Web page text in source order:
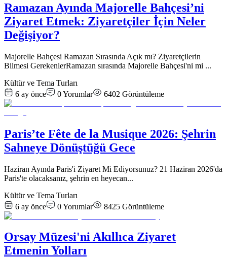
Ramazan Ayında Majorelle Bahçesi’ni
Ziyaret Etmek: Ziyaretçiler İçin Neler
Değişiyor?
Majorelle Bahçesi Ramazan Sırasında Açık mı? Ziyaretçilerin
Bilmesi GerekenlerRamazan sırasında Majorelle Bahçesi'ni mi ...
Kültür ve Tema Turları
6 ay önce
0Yorumlar 6402 Görüntüleme
Paris’te Fête de la Musique 2026: Şehrin
Sahneye Dönüştüğü Gece
Haziran Ayında Paris'i Ziyaret Mi Ediyorsunuz? 21 Haziran 2026'da
Paris'te olacaksanız, şehrin en heyecan...
Kültür ve Tema Turları
6 ay önce
0Yorumlar 8425 Görüntüleme
Orsay Müzesi'ni Akıllıca Ziyaret
Etmenin Yolları